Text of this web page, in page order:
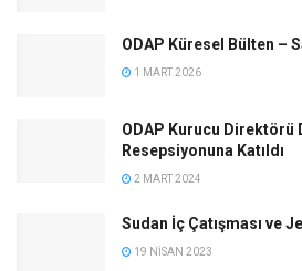
ODAP Küresel Bülten –
1 MART 2026
ODAP Kurucu Direktörü
Resepsiyonuna Katıldı
2 MART 2024
Sudan İç Çatışması ve
19 NISAN 2023